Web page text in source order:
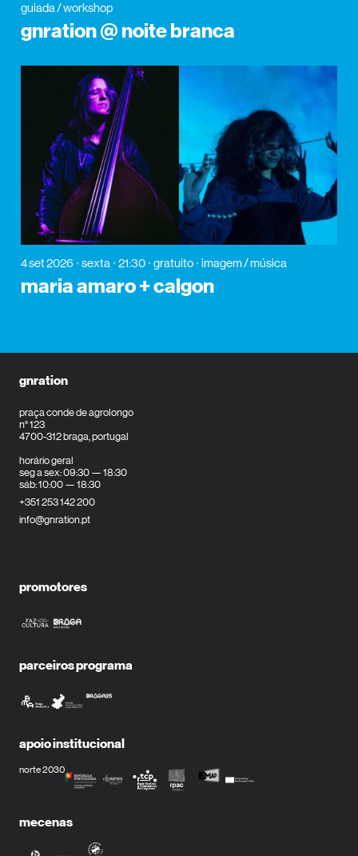
guiada / workshop
gnration @ noite branca
4 set 2026 sexta 21:30 gratuito imagem / música
maria amaro + calgon
gnration
praça conde de agrolongo
n° 123
4700-312 braga, portugal
horário geral
seg a sex: 09:30 — 18:30
sáb: 10:00 — 18:30
+351 253 142 200
info@gnration.pt
promotores
parceiros programa
apoio institucional
norte 2030
mecenas